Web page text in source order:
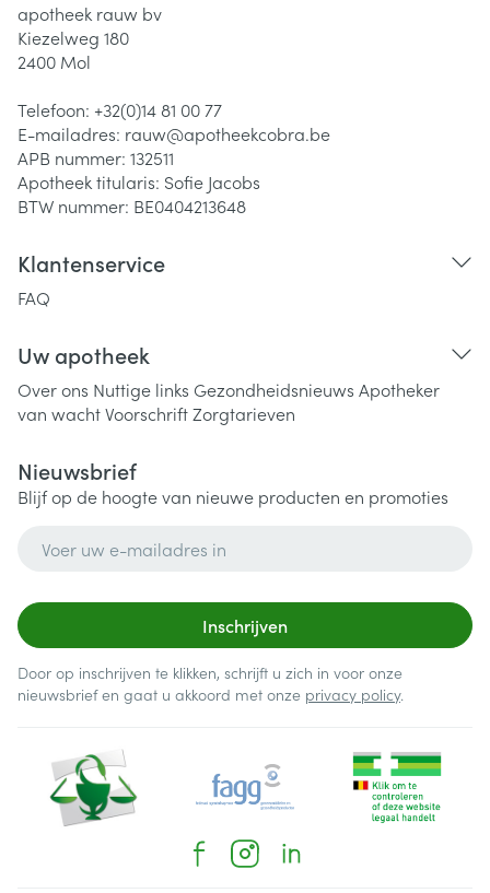
apotheek rauw bv
Kiezelweg 180
2400 Mol
Telefoon: +32(0)14 81 00 77
E-mailadres: rauw@apotheekcobra.be
APB nummer: 132511
Apotheek titularis: Sofie Jacobs
BTW nummer: BE0404213648
Klantenservice
FAQ
Uw apotheek
Over ons Nuttige links Gezondheidsnieuws Apotheker
van wachtVoorschriftZorgtarieven
Nieuwsbrief
Blijf op de hoogte van nieuwe producten en promoties
Inschrijven
Door op inschrijven te klikken, schrijft u zich in voor onze
nieuwsbrief en gaat u akkoord met onze privacy policy.